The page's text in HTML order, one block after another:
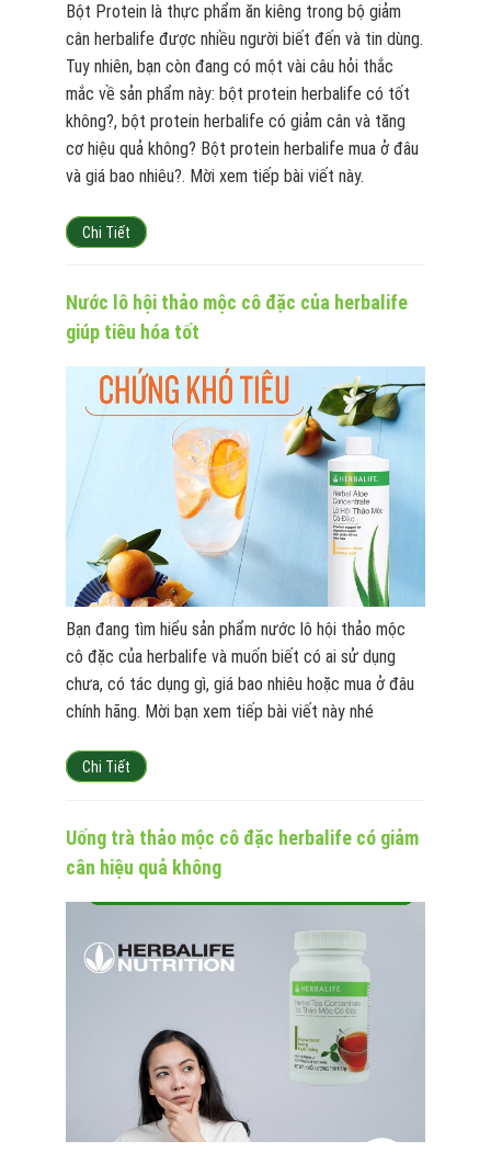
Bột Protein là thực phẩm ăn kiêng trong bộ giảm
cân herbalife được nhiều người biết đến và tin dùng.
Tuy nhiên, bạn còn đang có một vài câu hỏi thắc
mắc về sản phẩm này: bột protein herbalife có tốt
không?, bột protein herbalife có giảm cân và tăng
cơ hiệu quả không? Bột protein herbalife mua ở đâu
và giá bao nhiêu?. Mời xem tiếp bài viết này.
Chi Tiết
Nước lô hội thảo mộc cô đặc của herbalife
giúp tiêu hóa tốt
Bạn đang tìm hiểu sản phẩm nước lô hội thảo mộc
cô đặc của herbalife và muốn biết có ai sử dụng
chưa, có tác dụng gì, giá bao nhiêu hoặc mua ở đâu
chính hãng. Mời bạn xem tiếp bài viết này nhé
Chi Tiết
Uống trà thảo mộc cô đặc herbalife có giảm
cân hiệu quả không